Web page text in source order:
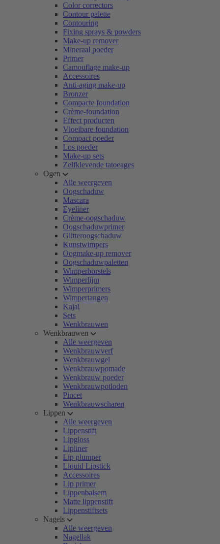
Color correctors
Contour palette
Contouring
Fixing sprays & powders
Make-up remover
Mineraal poeder
Primer
Camouflage make-up
Accessoires
Anti-aging make-up
Bronzer
Compacte foundation
Crème-foundation
Effect producten
Vloeibare foundation
Compact poeder
Los poeder
Make-up sets
Zelfklevende tatoeages
Ogen
Alle weergeven
Oogschaduw
Mascara
Eyeliner
Crème-oogschaduw
Oogschaduwprimer
Glitteroogschaduw
Kunstwimpers
Oogmake-up remover
Oogschaduwpaletten
Wimperborstels
Wimperlijm
Wimperprimers
Wimpertangen
Kajal
Sets
Wenkbrauwen
Wenkbrauwen
Alle weergeven
Wenkbrauwverf
Wenkbrauwgel
Wenkbrauwpomade
Wenkbrauw poeder
Wenkbrauwpotloden
Pincet
Wenkbrauwscharen
Lippen
Alle weergeven
Lippenstift
Lipgloss
Lipliner
Lip plumper
Liquid Lipstick
Accessoires
Lip primer
Lippenbalsem
Matte lippenstift
Lippenstiftsets
Nagels
Alle weergeven
Nagellak